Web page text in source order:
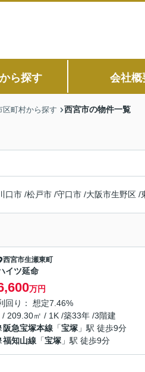
ら探す 会社概
区町村から探す 西宮市の物件一覧
口市 /松戸市 /守口市 /大阪市生野区 /
西宮市生瀬東町
イツ延命
万円
回り： 想定7.46%
/ 209.30㎡ / 1K /築33年 /3階建
阪急宝塚本線 「宝塚 」駅 徒歩9分
福知山線 「宝塚 」駅 徒歩9分